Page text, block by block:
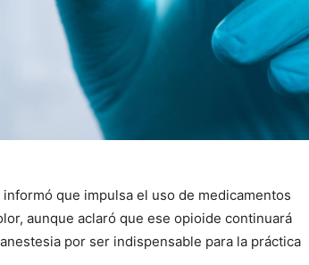
que impulsa el uso de medicamentos
aunque aclaró que ese opioide continuará
por ser indispensable para la práctica